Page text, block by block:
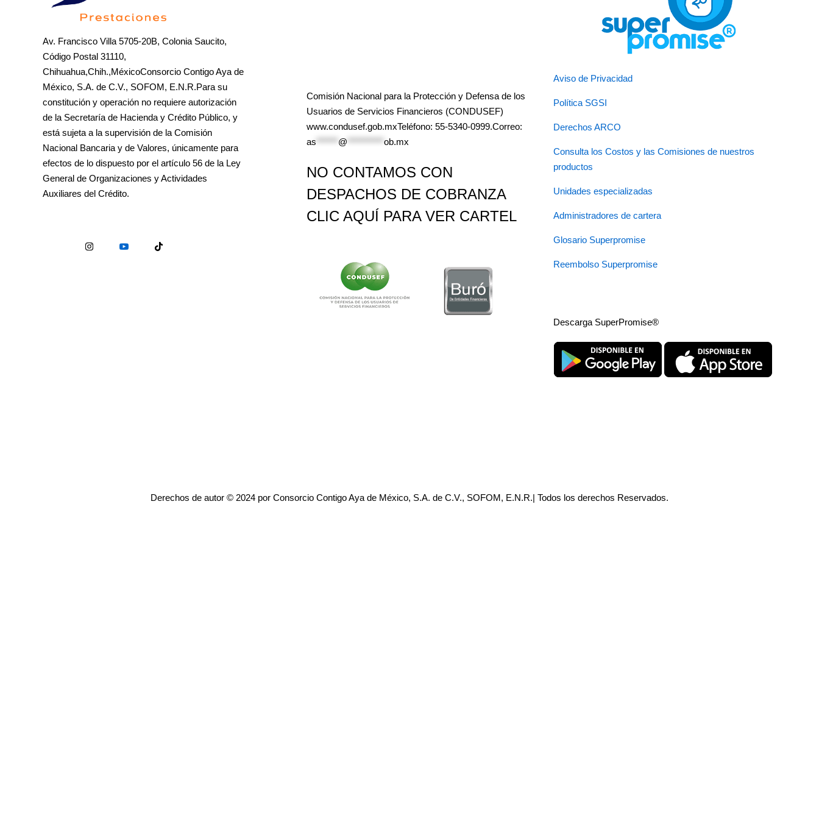
Av. Francisco Villa 5705-20B, Colonia Saucito,
Código Postal 31110,
Chihuahua,Chih.,MéxicoConsorcio Contigo Aya de
México, S.A. de C.V., SOFOM, E.N.R.Para su
constitución y operación no requiere autorización
de la Secretaría de Hacienda y Crédito Público, y
está sujeta a la supervisión de la Comisión
Nacional Bancaria y de Valores, únicamente para
efectos de lo dispuesto por el artículo 56 de la Ley
General de Organizaciones y Actividades
Auxiliares del Crédito.
Comisión Nacional para la Protección y Defensa de los
Usuarios de Servicios Financieros (CONDUSEF)
www.condusef.gob.mxTeléfono: 55-5340-0999.Correo:
as
@ ob.mx
NO CONTAMOS CON
DESPACHOS DE COBRANZA
CLIC AQUÍ PARA VER CARTEL
Aviso de Privacidad
Política SGSI
Derechos ARCO
Consulta los Costos y las Comisiones de nuestros
productos
Unidades especializadas
Administradores de cartera
Glosario Superpromise
Reembolso Superpromise
Descarga SuperPromise®
Derechos de autor © 2024 por Consorcio Contigo Aya de México, S.A. de C.V., SOFOM, E.N.R.| Todos los derechos Reservados.